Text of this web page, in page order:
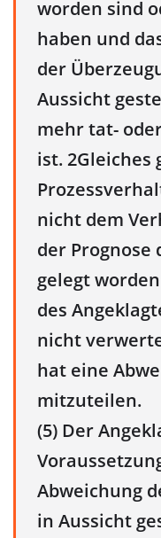
worden sind
haben und
der
Aussicht
mehr tat-
ist. 2Gleiches
nicht dem
der Prognose
gelegt
des
nicht
hat eine
mitzuteilen.
(5) Der
Abweichung
in Aussicht